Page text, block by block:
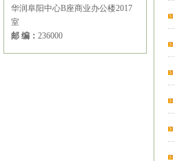
华润阜阳中心B座商业办公楼2017
室
邮 编： 236000